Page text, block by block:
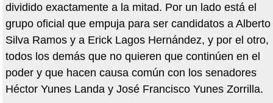
dividido exactamente a la mitad. Por un lado está el
grupo oficial que empuja para ser candidatos a Alberto
Silva Ramos y a Erick Lagos Hernández, y por el otro,
todos los demás que no quieren que continúen en el
poder y que hacen causa común con los senadores
Héctor Yunes Landa y José Francisco Yunes Zorrilla.